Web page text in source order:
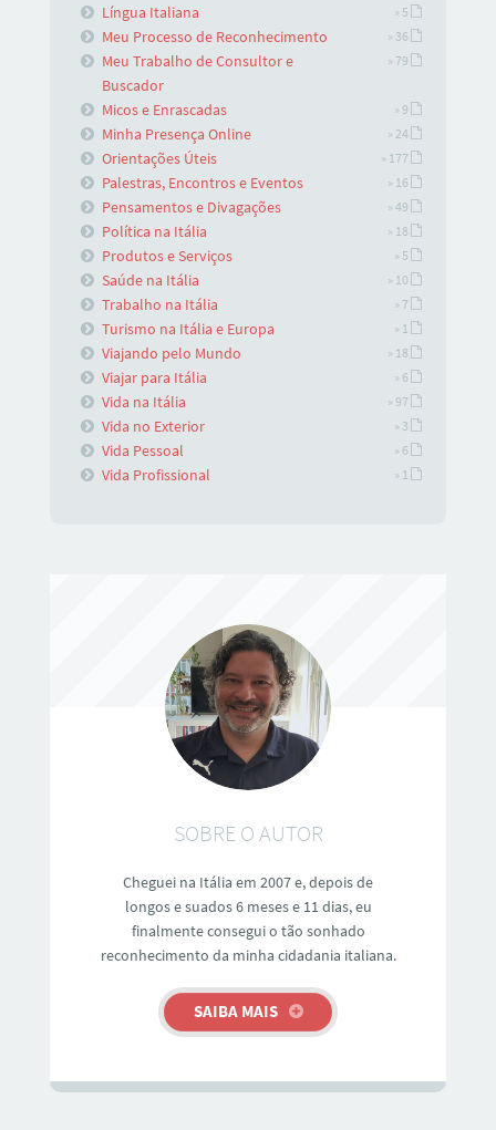
Língua Italiana » 5
Meu Processo de Reconhecimento » 36
Meu Trabalho de Consultor e
Buscador
» 79
Micos e Enrascadas » 9
Minha Presença Online » 24
Orientações Úteis » 177
Palestras, Encontros e Eventos » 16
Pensamentos e Divagações » 49
Política na Itália » 18
Produtos e Serviços » 5
Saúde na Itália » 10
Trabalho na Itália » 7
Turismo na Itália e Europa » 1
Viajando pelo Mundo » 18
Viajar para Itália » 6
Vida na Itália » 97
Vida no Exterior » 3
Vida Pessoal » 6
Vida Profissional » 1
SOBRE O AUTOR
Cheguei na Itália em 2007 e, depois de
longos e suados 6 meses e 11 dias, eu
finalmente consegui o tão sonhado
reconhecimento da minha cidadania italiana.
SAIBA MAIS